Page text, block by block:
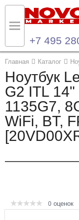
+7 495
Главная Каталог
Ноутбук
G2 ITL
1135G7,
WiFi, BT,
0 оценок
Назад
Каталог продукции
Ноутбуки и ультрабуки
Компьютеры
Назад
Контакты
Контактная